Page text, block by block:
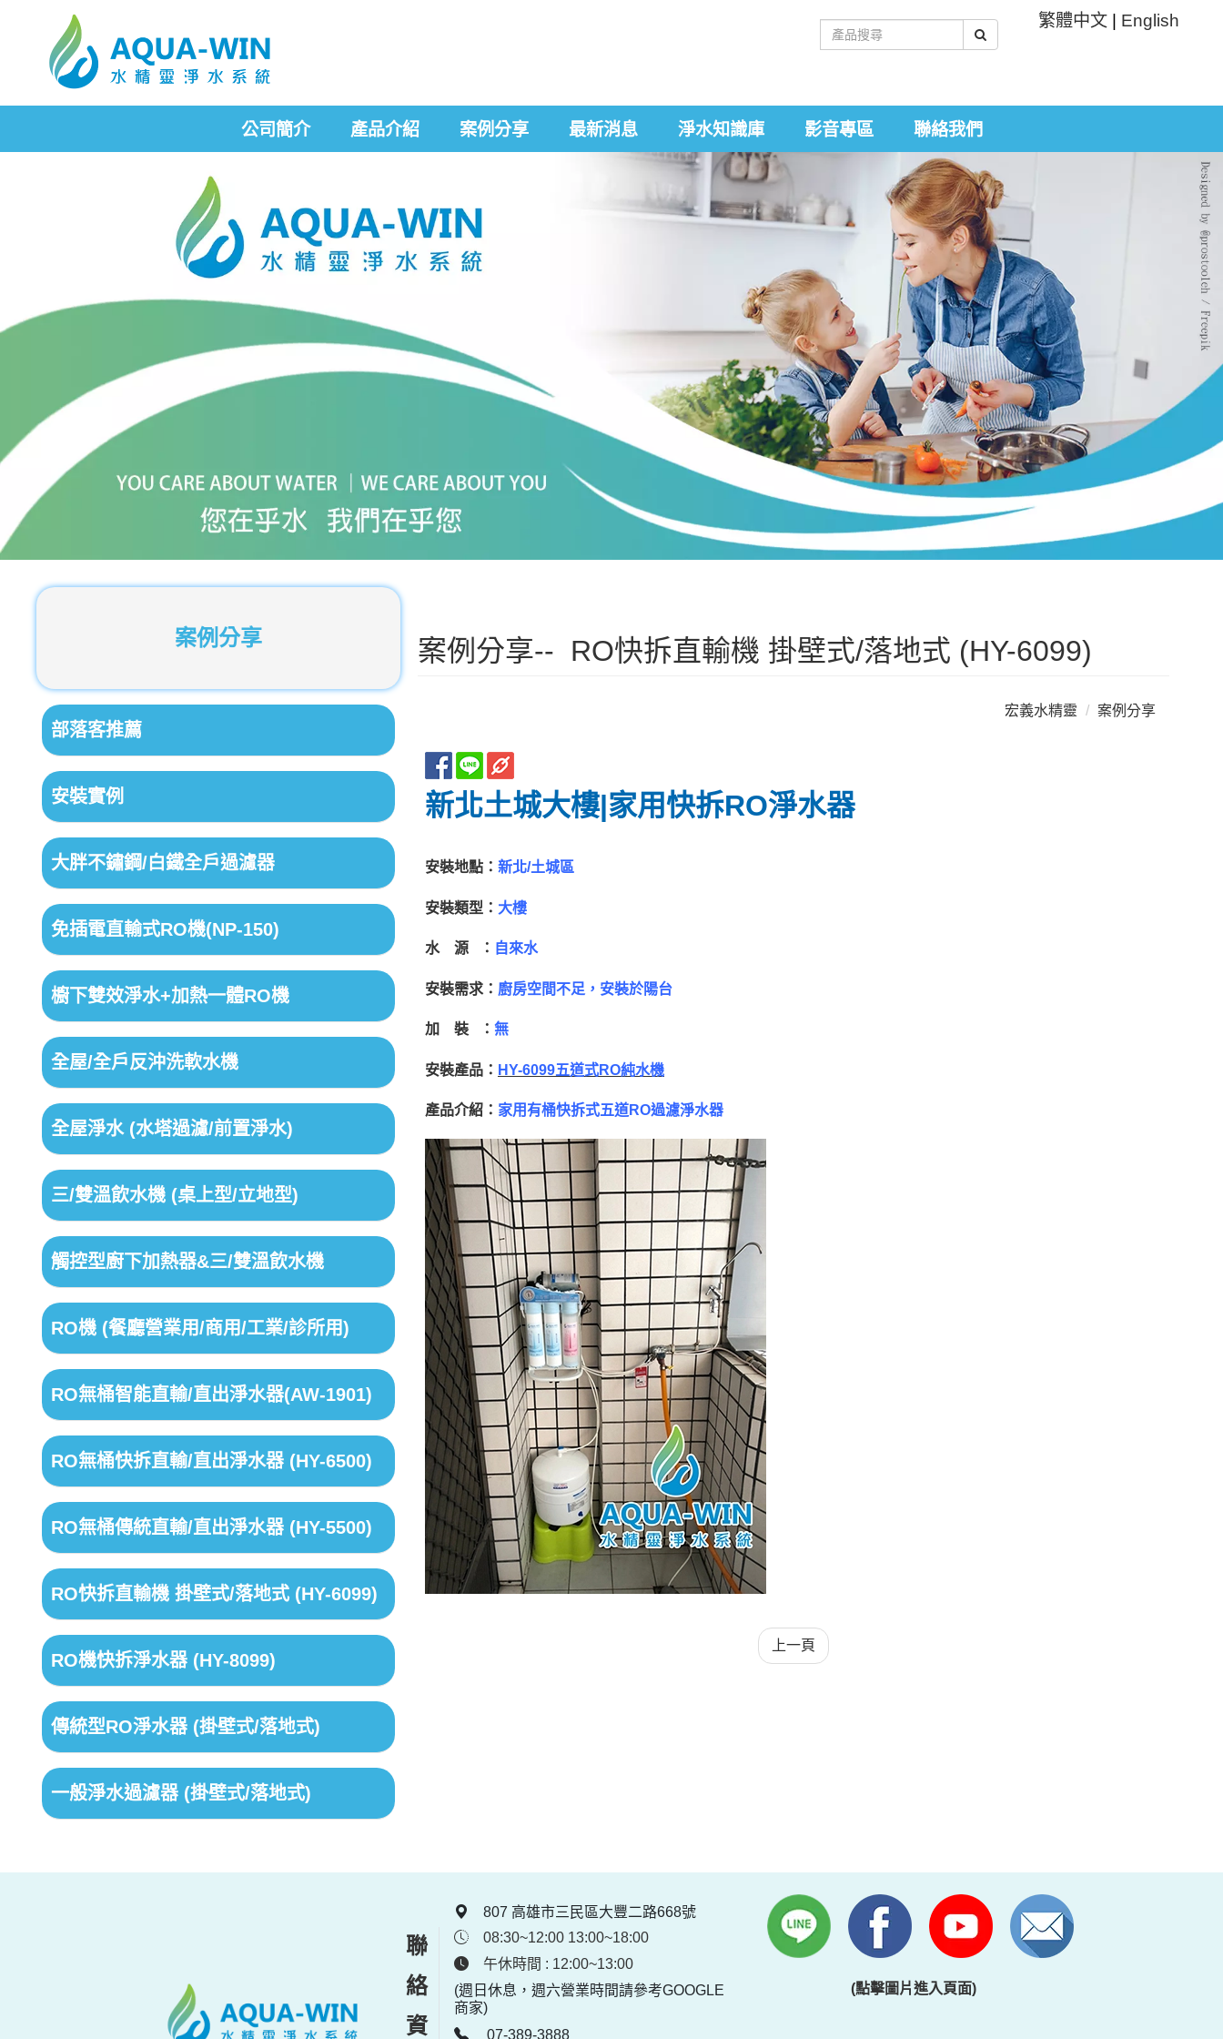
繁體中文 English
公司簡介 產品介紹 案例分享 最新消息 淨水知識庫 影音專區 聯絡我們
案例分享
部落客推薦
安裝實例
大胖不鏽鋼/白鐵全戶過濾器
免插電直輸式RO機(NP-150)
櫥下雙效淨水+加熱一體RO機
全屋/全戶反沖洗軟水機
全屋淨水 (水塔過濾/前置淨水)
三/雙溫飲水機 (桌上型/立地型)
觸控型廚下加熱器&三/雙溫飲水機
RO機 (餐廳營業用/商用/工業/診所用)
RO無桶智能直輸/直出淨水器(AW-1901)
RO無桶快拆直輸/直出淨水器 (HY-6500)
RO無桶傳統直輸/直出淨水器 (HY-5500)
RO快拆直輸機 掛壁式/落地式 (HY-6099)
RO機快拆淨水器 (HY-8099)
傳統型RO淨水器 (掛壁式/落地式)
一般淨水過濾器 (掛壁式/落地式)
案例分享-- RO快拆直輸機 掛壁式/落地式 (HY-6099)
宏義水精靈 案例分享
新北土城大樓|家用快拆RO淨水器
安裝地點： 新北/土城區
安裝類型： 大樓
水 源 ： 自來水
安裝需求： 廚房空間不足，安裝於陽台
加 裝 ： 無
安裝產品： HY-6099五道式RO純水機
產品介紹： 家用有桶快拆式五道RO過濾淨水器
上一頁
807 高雄市三民區大豐二路668號
08:30~12:00 13:00~18:00
午休時間 : 12:00~13:00
(週日休息，週六營業時間請參考GOOGLE
商家)
07-389-3888
(點擊圖片進入頁面)